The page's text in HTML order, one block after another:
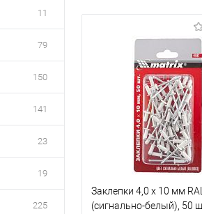
11
79
150
141
23
19
225
Заклепки 4,0 х 10 мм
(сигнально-белый), 50